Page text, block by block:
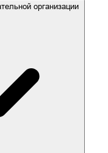
организации